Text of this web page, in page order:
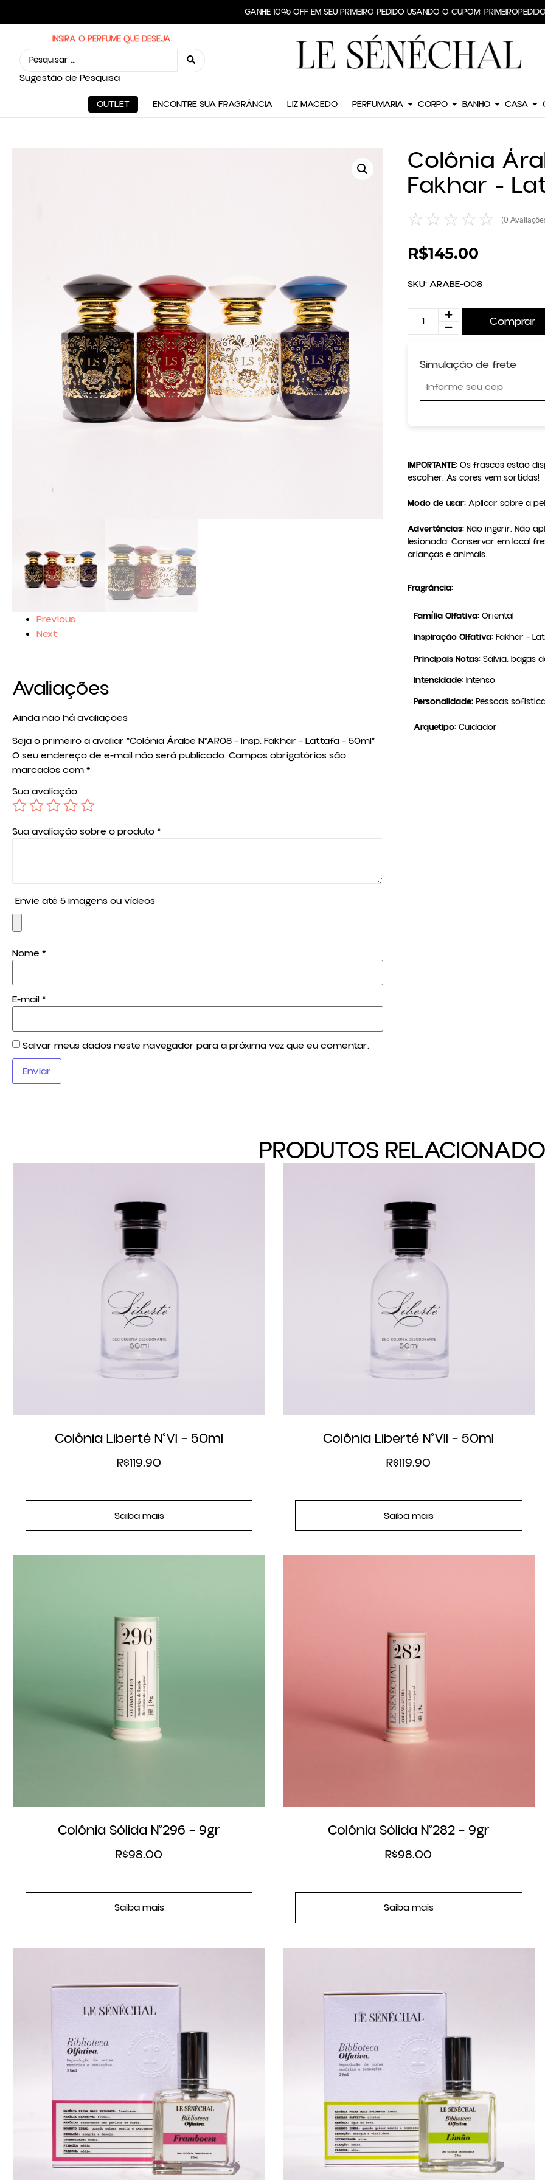
FRETE GRÁTIS PARA TODO O BRASIL EM PEDIDOS A PARTIR DE R$299,90
INSIRA A FAMÍLIA OLFATIVA:
Sugestão de Pesquisa
OUTLET ENCONTRE SUA FRAGRÂNCIA LIZ MACEDO PERFUMARIA CORPO BANHO CASA
Previous
Next
Avaliações
Ainda não há avaliações
Seja o primeiro a avaliar “Colônia Árabe N°AR08 – Insp. Fakhar – Lattafa – 50ml”
O seu endereço de e-mail não será publicado.Campos obrigatórios são
marcados com*
Sua avaliação
Sua avaliação sobre o produto*
Envie até 5 imagens ou vídeos
Nome *
E-mail*
Salvar meus dados neste navegador para a próxima vez que eu comentar.
Colônia
Fakhar -
☆ ☆ ☆ ☆ ☆ (0
R$145.00
SKU:ARABE-008
Comprar
Simulação de frete
IMPORTANTE: Os frascos estão
Modo de usar: Aplicar sobre a
Advertências: Não ingerir. Não
lesionada. Conservar em local
crianças e animais.
Fragrância:
Família Olfativa: Oriental
Inspiração Olfativa: Fakhar –
Principais Notas: Sálvia, bagas
Intensidade: Intenso
Personalidade: Pessoas
Arquetipo: Cuidador
PRODUTOS
Colônia Liberté N°VI – 50ml
R$119.90
Saiba mais
Colônia Liberté N°VII – 50ml
R$119.90
Saiba mais
Colônia Sólida N°296 – 9gr
R$98.00
Saiba mais
Colônia Sólida N°282 – 9gr
R$98.00
Saiba mais